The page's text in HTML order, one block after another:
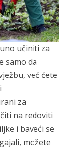
učiniti za
samo da
već ćete
za
na redoviti
i baveći se
možete